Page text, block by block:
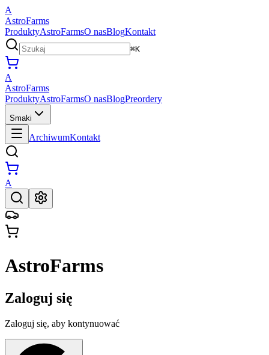
A
AstroFarms
ProduktyAstroFarmsO nasBlogKontakt
⌘K
A
AstroFarms
ProduktyAstroFarmsO nasBlogPreordery
Smaki
ArchiwumKontakt
A
AstroFarms
Zaloguj się
Zaloguj się, aby kontynuować